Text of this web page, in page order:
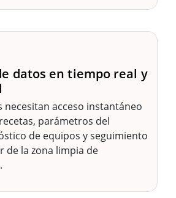
datos en tiempo real y
necesitan acceso instantáneo
parámetros del
de equipos y seguimiento
de la zona limpia de